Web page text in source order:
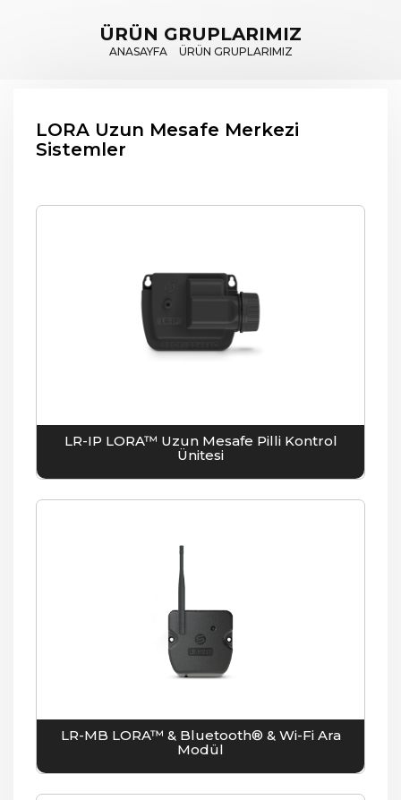
ÜRÜN GRUPLARIMIZ
ANASAYFA ÜRÜN GRUPLARIMIZ
LORA Uzun Mesafe Merkezi
Sistemler
LR-IP LORA™ Uzun Mesafe Pilli Kontrol
Ünitesi
LR-MB LORA™ & Bluetooth® & Wi-Fi Ara
Modül